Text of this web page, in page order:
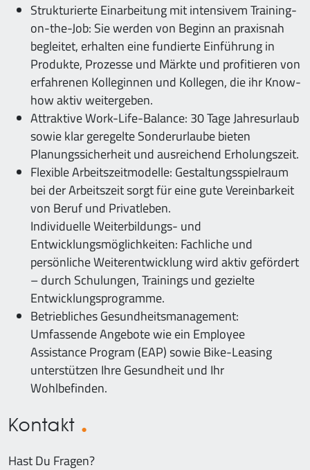
Strukturierte Einarbeitung mit intensivem Training-
on-the-Job: Sie werden von Beginn an praxisnah
begleitet, erhalten eine fundierte Einführung in
Produkte, Prozesse und Märkte und profitieren von
erfahrenen Kolleginnen und Kollegen, die ihr Know-
how aktiv weitergeben.
Attraktive Work-Life-Balance: 30 Tage Jahresurlaub
sowie klar geregelte Sonderurlaube bieten
Planungssicherheit und ausreichend Erholungszeit.
Flexible Arbeitszeitmodelle: Gestaltungsspielraum
bei der Arbeitszeit sorgt für eine gute Vereinbarkeit
von Beruf und Privatleben.
Individuelle Weiterbildungs- und
Entwicklungsmöglichkeiten: Fachliche und
persönliche Weiterentwicklung wird aktiv gefördert
– durch Schulungen, Trainings und gezielte
Entwicklungsprogramme.
Betriebliches Gesundheitsmanagement:
Umfassende Angebote wie ein Employee
Assistance Program (EAP) sowie Bike-Leasing
unterstützen Ihre Gesundheit und Ihr
Wohlbefinden.
Kontakt
Hast Du Fragen?